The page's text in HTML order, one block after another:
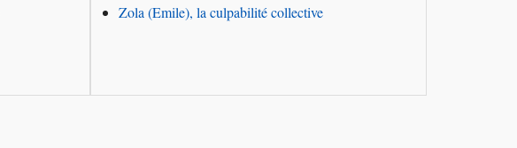
Zola (Emile), la culpabilité collective